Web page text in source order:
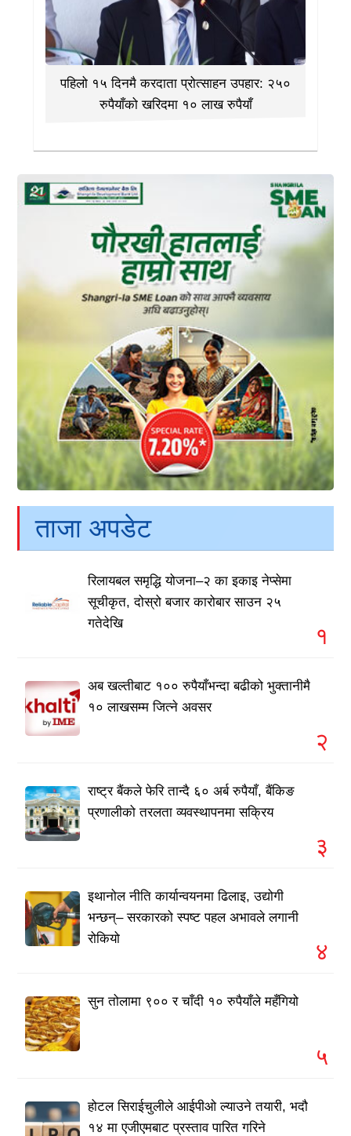
पहिलो १५ दिनमै करदाता प्रोत्साहन उपहार: २५०
रुपैयाँको खरिदमा १० लाख रुपैयाँ
ताजा अपडेट
रिलायबल समृद्धि योजना–२ का इकाइ नेप्सेमा
सूचीकृत, दोस्रो बजार कारोबार साउन २५
गतेदेखि
१
अब खल्तीबाट १०० रुपैयाँभन्दा बढीको भुक्तानीमै
१० लाखसम्म जित्ने अवसर
२
राष्ट्र बैंकले फेरि तान्दै ६० अर्ब रुपैयाँ, बैंकिङ
प्रणालीको तरलता व्यवस्थापनमा सक्रिय
३
इथानोल नीति कार्यान्वयनमा ढिलाइ, उद्योगी
भन्छन्– सरकारको स्पष्ट पहल अभावले लगानी
रोकियो
४
सुन तोलामा ९०० र चाँदी १० रुपैयाँले महँगियो
५
होटल सिराईचुलीले आईपीओ ल्याउने तयारी, भदौ
१४ मा एजीएमबाट प्रस्ताव पारित गरिने